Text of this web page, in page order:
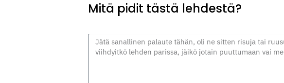
Mitä pidit tästä lehdestä?